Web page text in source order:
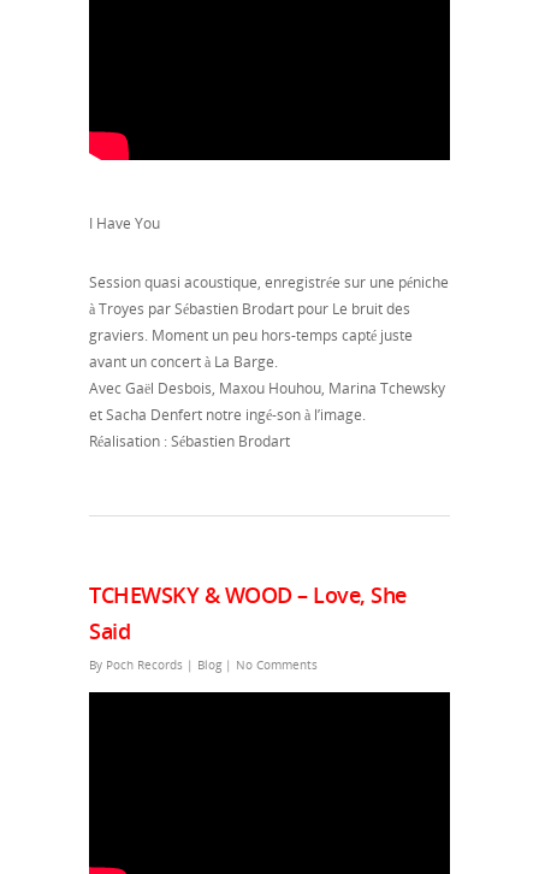
I Have You
Session quasi acoustique, enregistrée sur une péniche
à Troyes par Sébastien Brodart pour Le bruit des
graviers. Moment un peu hors-temps capté juste
avant un concert à La Barge.
Avec Gaël Desbois, Maxou Houhou, Marina Tchewsky
et Sacha Denfert notre ingé-son à l’image.
Réalisation : Sébastien Brodart
TCHEWSKY & WOOD – Love, She
Said
By Poch Records | Blog | No Comments